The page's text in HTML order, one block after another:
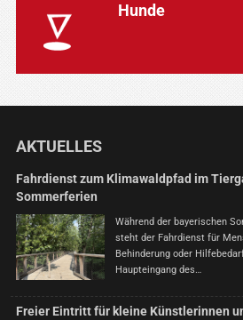
Hunde
AKTUELLES
Fahrdienst zum Klimawaldpfad im
Sommerferien
Während der bayerischen
steht der Fahrdienst für
Behinderung oder
Haupteingang des…
Freier Eintritt für kleine Künstlerinnen